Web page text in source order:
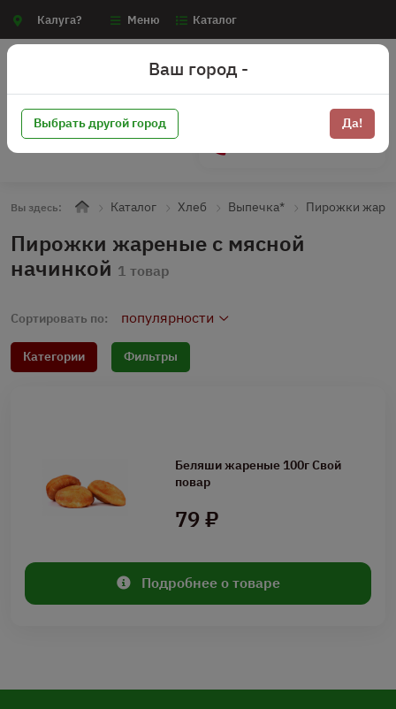
Калуга? Меню Каталог
Вы здесь: Каталог Хлеб Выпечка* Пирожки
Пирожки жареные с мясной
начинкой 1 товар
Сортировать по: популярности
Категории Фильтры
Беляши жареные 100г Свой
повар
79 ₽
Подробнее о товаре
Ваш город -
Выбрать другой город Да!